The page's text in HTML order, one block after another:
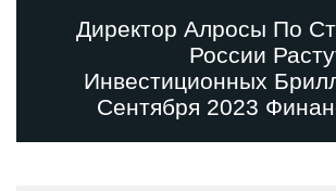
Директор Алросы По
России
Инвестиционных
Сентября 2023